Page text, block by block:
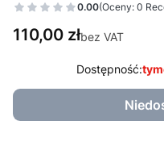
0.00(Oceny: 0
Cena
110,00 złbez VAT
Dostępność: